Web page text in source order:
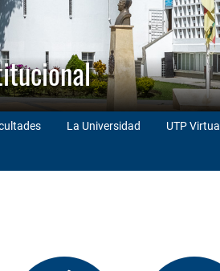
La Universidad UTP Virtual